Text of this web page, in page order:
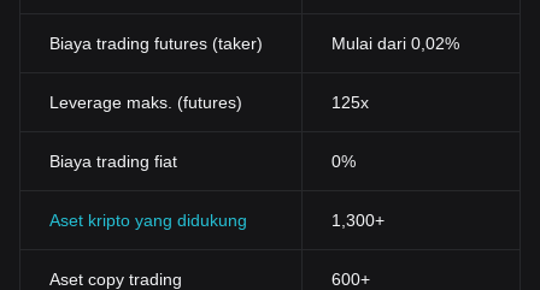
Biaya trading futures (taker) Mulai dari 0,02%
Leverage maks. (futures) 125x
Biaya trading fiat 0%
Aset kripto yang didukung 1,300+
Aset copy trading 600+